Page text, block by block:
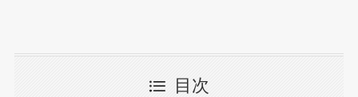
目次